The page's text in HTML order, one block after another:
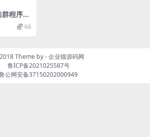
程序源
搜狗搜66
Theme by -企业猫源码网
鲁ICP备2021025587号
公网安备37150202000949